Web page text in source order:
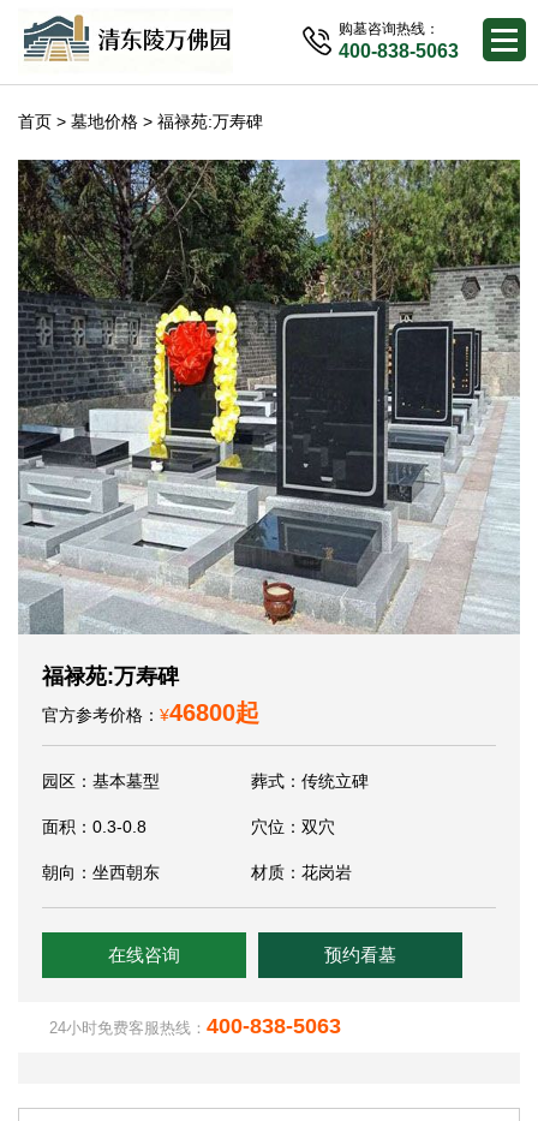
购墓咨询热线：
400-838-5063
首页 > 墓地价格 > 福禄苑:万寿碑
福禄苑:万寿碑
官方参考价格： ¥46800起
园区：基本墓型 葬式：传统立碑
面积：0.3-0.8 穴位：双穴
朝向：坐西朝东 材质：花岗岩
在线咨询 预约看墓
24小时免费客服热线： 400-838-5063